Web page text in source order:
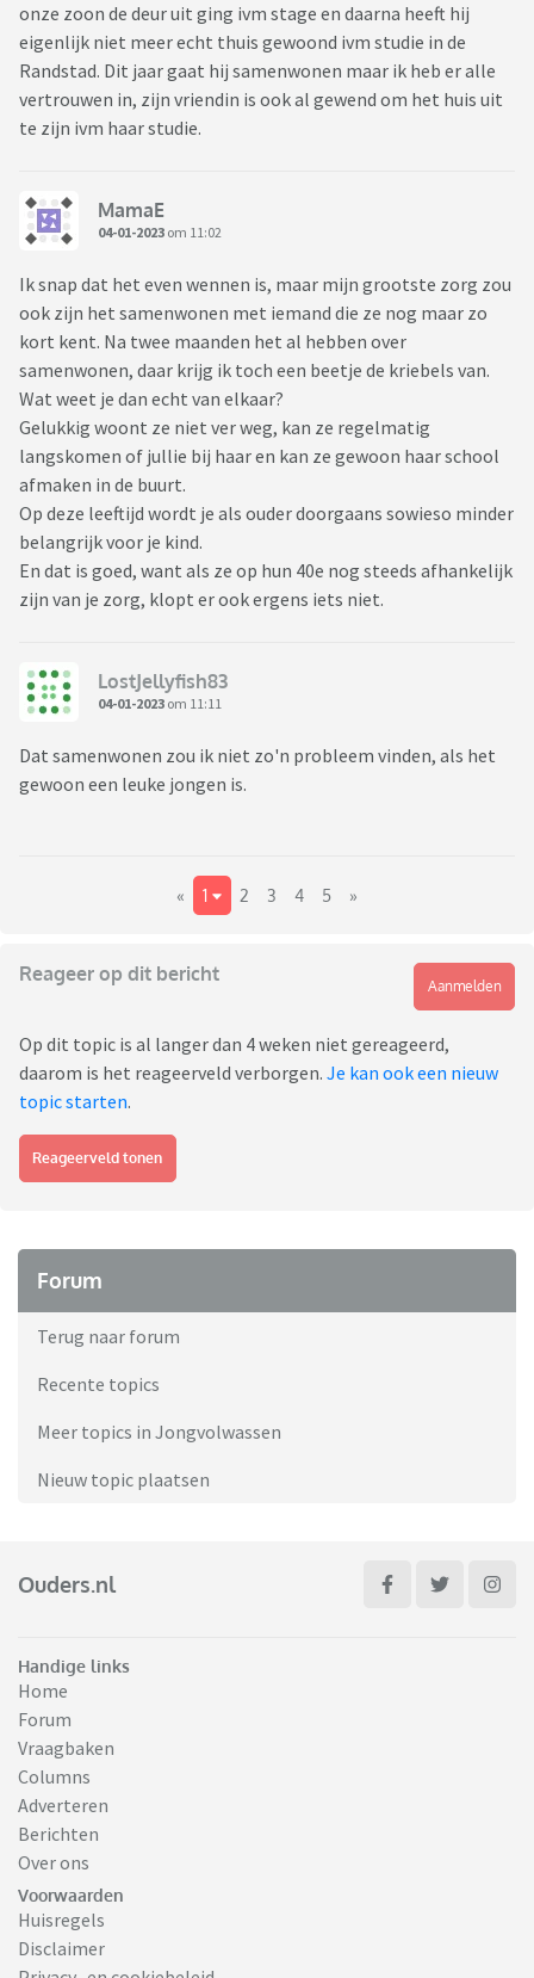
onze zoon de deur uit ging ivm stage en daarna heeft hij
eigenlijk niet meer echt thuis gewoond ivm studie in de
Randstad. Dit jaar gaat hij samenwonen maar ik heb er alle
vertrouwen in, zijn vriendin is ook al gewend om het huis uit
te zijn ivm haar studie.
MamaE
04-01-2023 om 11:02
Ik snap dat het even wennen is, maar mijn grootste zorg zou
ook zijn het samenwonen met iemand die ze nog maar zo
kort kent. Na twee maanden het al hebben over
samenwonen, daar krijg ik toch een beetje de kriebels van.
Wat weet je dan echt van elkaar?
Gelukkig woont ze niet ver weg, kan ze regelmatig
langskomen of jullie bij haar en kan ze gewoon haar school
afmaken in de buurt.
Op deze leeftijd wordt je als ouder doorgaans sowieso minder
belangrijk voor je kind.
En dat is goed, want als ze op hun 40e nog steeds afhankelijk
zijn van je zorg, klopt er ook ergens iets niet.
LostJellyfish83
04-01-2023 om 11:11
Dat samenwonen zou ik niet zo'n probleem vinden, als het
gewoon een leuke jongen is.
« 1 2 3 4 5 »
Reageer op dit bericht
Aanmelden
Op dit topic is al langer dan 4 weken niet gereageerd,
daarom is het reageerveld verborgen. Je kan ook een nieuw
topic starten.
Reageerveld tonen
Forum
Terug naar forum
Recente topics
Meer topics in Jongvolwassen
Nieuw topic plaatsen
Ouders.nl
Handige links
Home
Forum
Vraagbaken
Columns
Adverteren
Berichten
Over ons
Voorwaarden
Huisregels
Disclaimer